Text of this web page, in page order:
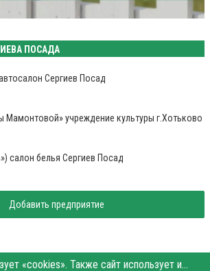
ПОСАДА
Сергиев Посад
Мамонтовой» учреждение культуры г.Хотьково
салон белья Сергиев Посад
Добавить предприятие
Этот сайт использует «cookies». Также сайт использует интернет-сервис для сбора технических данных касательно посетителей с целью получения маркетинговой и статистической информации. Условия обработки данных посетителей сайта см.